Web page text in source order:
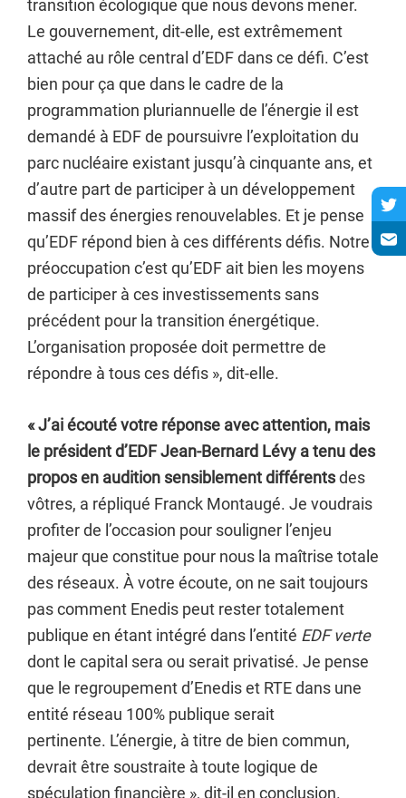
transition écologique que nous devons mener.
Le gouvernement, dit-elle, est extrêmement
attaché au rôle central d’EDF dans ce défi. C’est
bien pour ça que dans le cadre de la
programmation pluriannuelle de l’énergie il est
demandé à EDF de poursuivre l’exploitation du
parc nucléaire existant jusqu’à cinquante ans, et
d’autre part de participer à un développement
massif des énergies renouvelables. Et je pense
qu’EDF répond bien à ces différents défis. Notre
préoccupation c’est qu’EDF ait bien les moyens
de participer à ces investissements sans
précédent pour la transition énergétique.
L’organisation proposée doit permettre de
répondre à tous ces défis », dit-elle.
« J’ai écouté votre réponse avec attention, mais
le président d’EDF Jean-Bernard Lévy a tenu des
propos en audition sensiblement différentsdes
vôtres, a répliqué Franck Montaugé. Je voudrais
profiter de l’occasion pour souligner l’enjeu
majeur que constitue pour nous la maîtrise totale
des réseaux. À votre écoute, on ne sait toujours
pas comment Enedis peut rester totalement
publique en étant intégré dans l’entité EDF verte
dont le capital sera ou serait privatisé. Je pense
que le regroupement d’Enedis et RTE dans une
entité réseau 100% publique serait
pertinente. L’énergie, à titre de bien commun,
devrait être soustraite à toute logique de
spéculation financière », dit-il en conclusion.